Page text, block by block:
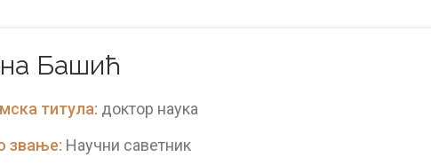
Башић
титула: доктор наука
звање: Научни саветник